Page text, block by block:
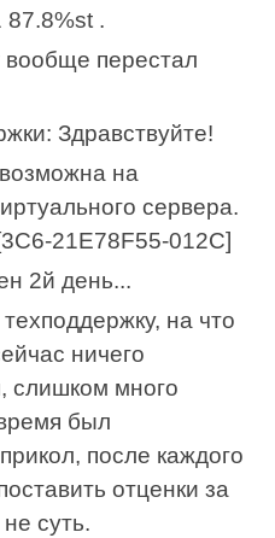
87.8%st .
перестал
Здравствуйте!
на
сервера.
21E78F55-012C]
2й день...
на что
ничего
слишком много
был
после каждого
отценки за
суть.